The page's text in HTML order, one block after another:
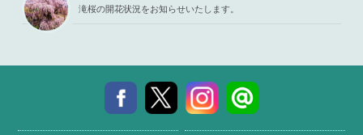
滝桜の開花状況をお知らせいたします。